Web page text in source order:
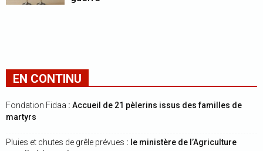
EN CONTINU
Fondation Fidaa : Accueil de 21 pèlerins issus des familles de
martyrs
Pluies et chutes de grêle prévues : le ministère de l’Agriculture